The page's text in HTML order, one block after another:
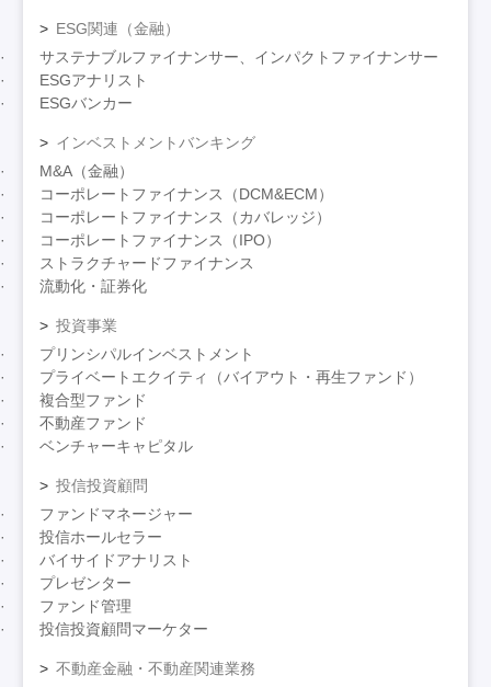
ESG関連（金融）
サステナブルファイナンサー、インパクトファイナンサー
ESGアナリスト
ESGバンカー
インベストメントバンキング
M&A（金融）
コーポレートファイナンス（DCM&ECM）
コーポレートファイナンス（カバレッジ）
コーポレートファイナンス（IPO）
ストラクチャードファイナンス
流動化・証券化
投資事業
プリンシパルインベストメント
プライベートエクイティ（バイアウト・再生ファンド）
複合型ファンド
不動産ファンド
ベンチャーキャピタル
投信投資顧問
ファンドマネージャー
投信ホールセラー
バイサイドアナリスト
プレゼンター
ファンド管理
投信投資顧問マーケター
不動産金融・不動産関連業務